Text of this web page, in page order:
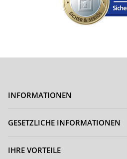
INFORMATIONEN
GESETZLICHE INFORMATIONEN
IHRE VORTEILE